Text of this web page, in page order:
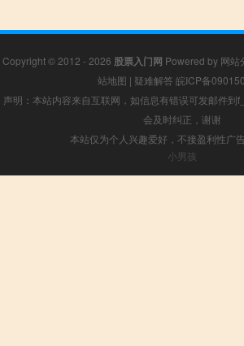
Copyright © 2012 - 2026 股票入门网 Powered by 网站
站地图 | 疑难解答 皖ICP备
声明：本站内容来自互联网，如信息有错误可发邮件到
会及时纠正，谢谢
本站仅为个人兴趣爱好，不接盈利性广
小男孩